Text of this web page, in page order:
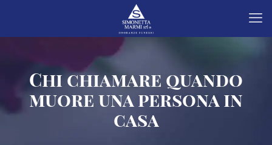
Chi chiamare quando
muore una persona in
casa